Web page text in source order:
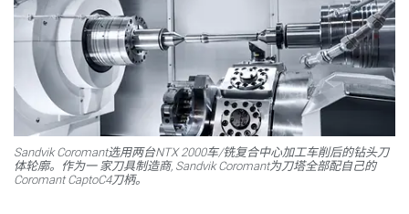
Sandvik Coromant选用两台NTX 2000车/铣复合中心加工车削后的钻头刀
体轮廓。作为一 家刀具制造商, Sandvik Coromant为刀塔全部配自己的
Coromant CaptoC4刀柄。